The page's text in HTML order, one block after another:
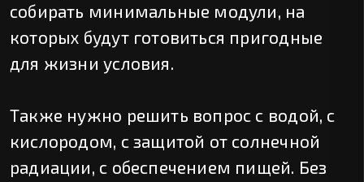
собирать минимальные модули, на
которых будут готовиться пригодные
для жизни условия.
Также нужно решить вопрос с водой, с
кислородом, с защитой от солнечной
радиации, с обеспечением пищей. Без